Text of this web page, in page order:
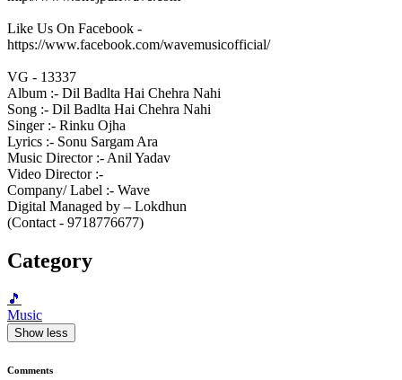
Like Us On Facebook -
https://www.facebook.com/wavemusicofficial/
VG - 13337
Album :- Dil Badlta Hai Chehra Nahi
Song :- Dil Badlta Hai Chehra Nahi
Singer :- Rinku Ojha
Lyrics :- Sonu Sargam Ara
Music Director :- Anil Yadav
Video Director :-
Company/ Label :- Wave
Digital Managed by – Lokdhun
(Contact - 9718776677)
Category
🎵
Music
Show less
Comments